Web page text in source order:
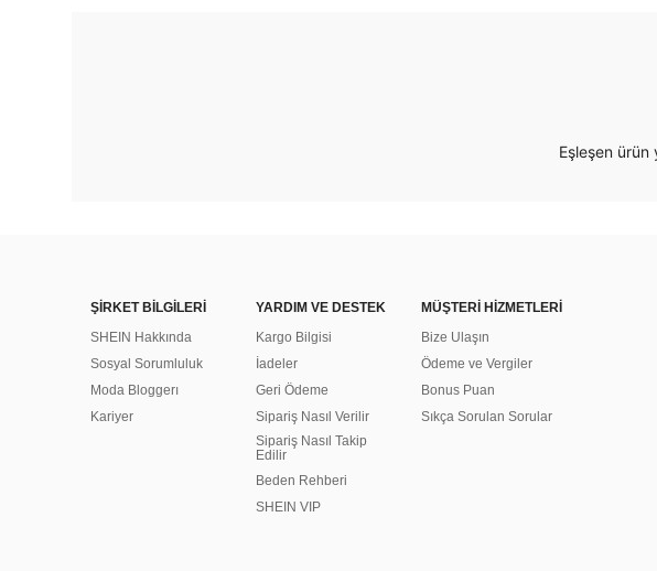
Eşleşen
ŞİRKET BİLGİLERİ
SHEIN Hakkında
Sosyal Sorumluluk
Moda Bloggerı
Kariyer
YARDIM VE DESTEK
Kargo Bilgisi
İadeler
Geri Ödeme
Sipariş Nasıl Verilir
Sipariş Nasıl Takip
Edilir
Beden Rehberi
SHEIN VIP
MÜŞTERİ HİZMETLERİ
Bize Ulaşın
Ödeme ve Vergiler
Bonus Puan
Sıkça Sorulan Sorular